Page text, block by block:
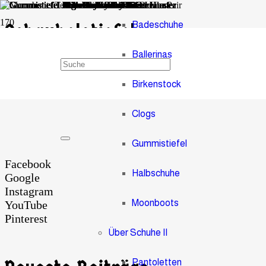
Badeschuhe
Ballerinas
Birkenstock
Clogs
Gummistiefel
Halbschuhe
Moonboots
Über Schuhe II
Pantoletten
Schaukelstiefel
Facebook
Google
Instagram
YouTube
Pinterest